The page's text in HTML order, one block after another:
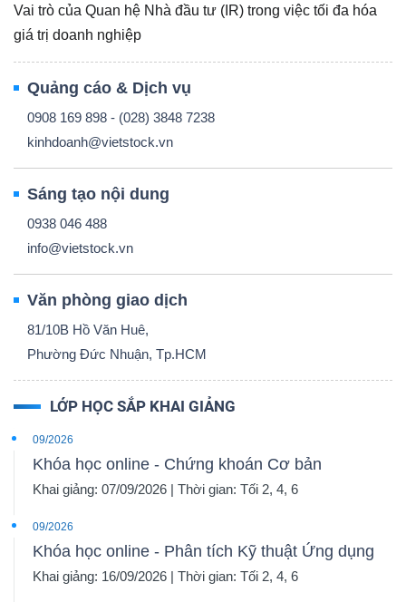
Vai trò của Quan hệ Nhà đầu tư (IR) trong việc tối đa hóa
giá trị doanh nghiệp
Quảng cáo & Dịch vụ
0908 169 898 - (028) 3848 7238
kinhdoanh@vietstock.vn
Sáng tạo nội dung
0938 046 488
info@vietstock.vn
Văn phòng giao dịch
81/10B Hồ Văn Huê,
Phường Đức Nhuận, Tp.HCM
LỚP HỌC SẮP KHAI GIẢNG
09/2026
Khóa học online - Chứng khoán Cơ bản
Khai giảng: 07/09/2026 | Thời gian: Tối 2, 4, 6
09/2026
Khóa học online - Phân tích Kỹ thuật Ứng dụng
Khai giảng: 16/09/2026 | Thời gian: Tối 2, 4, 6